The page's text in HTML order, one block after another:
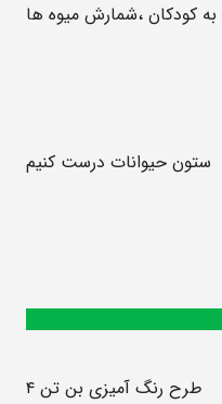
کودکان ،شمارش میوه ها
ستون حیوانات درست کنیم
طرح رنگ آمیزی بن تن ۴